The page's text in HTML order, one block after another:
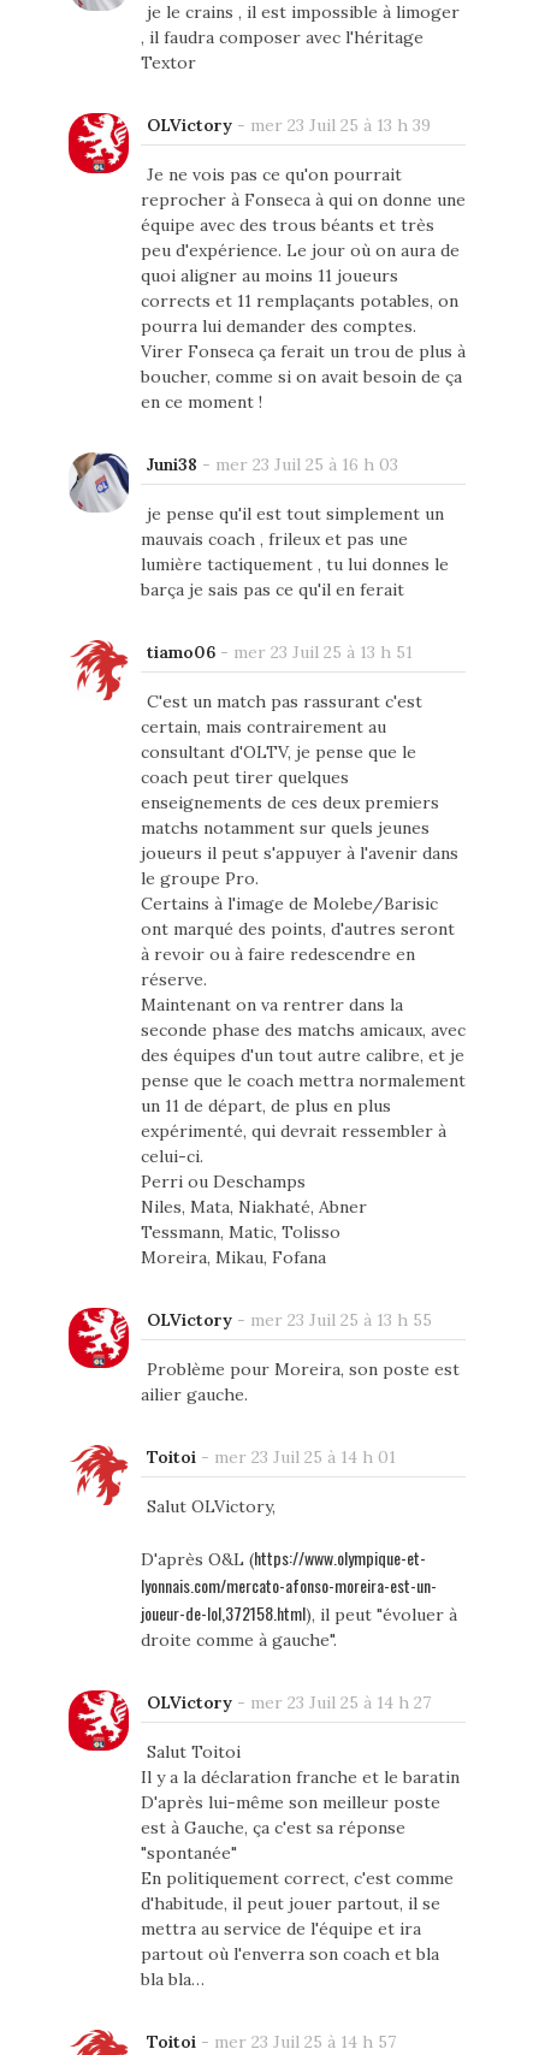
je le crains , il est impossible à limoger
, il faudra composer avec l'héritage
Textor
OLVictory- mer 23 Juil 25 à 13 h 39
Je ne vois pas ce qu'on pourrait
reprocher à Fonseca à qui on donne une
équipe avec des trous béants et très
peu d'expérience. Le jour où on aura de
quoi aligner au moins 11 joueurs
corrects et 11 remplaçants potables, on
pourra lui demander des comptes.
Virer Fonseca ça ferait un trou de plus à
boucher, comme si on avait besoin de ça
en ce moment !
Juni38 - mer 23 Juil 25 à 16 h 03
je pense qu'il est tout simplement un
mauvais coach , frileux et pas une
lumière tactiquement , tu lui donnes le
barça je sais pas ce qu'il en ferait
tiamo06- mer 23 Juil 25 à 13 h 51
C'est un match pas rassurant c'est
certain, mais contrairement au
consultant d'OLTV, je pense que le
coach peut tirer quelques
enseignements de ces deux premiers
matchs notamment sur quels jeunes
joueurs il peut s'appuyer à l'avenir dans
le groupe Pro.
Certains à l'image de Molebe/Barisic
ont marqué des points, d'autres seront
à revoir ou à faire redescendre en
réserve.
Maintenant on va rentrer dans la
seconde phase des matchs amicaux, avec
des équipes d'un tout autre calibre, et je
pense que le coach mettra normalement
un 11 de départ, de plus en plus
expérimenté, qui devrait ressembler à
celui-ci.
Perri ou Deschamps
Niles, Mata, Niakhaté, Abner
Tessmann, Matic, Tolisso
Moreira, Mikau, Fofana
OLVictory- mer 23 Juil 25 à 13 h 55
Problème pour Moreira, son poste est
ailier gauche.
Toitoi- mer 23 Juil 25 à 14 h 01
Salut OLVictory,
D'après O&L (https://www.olympique-et-
lyonnais.com/mercato-afonso-moreira-est-un-
joueur-de-lol,372158.html), il peut "évoluer à
droite comme à gauche".
OLVictory- mer 23 Juil 25 à 14 h 27
Salut Toitoi
Il y a la déclaration franche et le baratin
D'après lui-même son meilleur poste
est à Gauche, ça c'est sa réponse
"spontanée"
En politiquement correct, c'est comme
d'habitude, il peut jouer partout, il se
mettra au service de l'équipe et ira
partout où l'enverra son coach et bla
bla bla…
Toitoi- mer 23 Juil 25 à 14 h 57